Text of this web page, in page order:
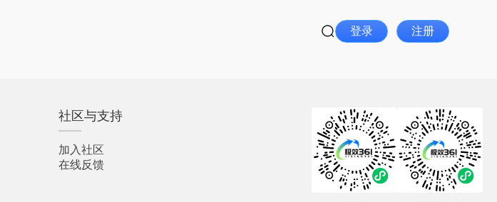
登录 注册
社区与支持
加入社区
在线反馈